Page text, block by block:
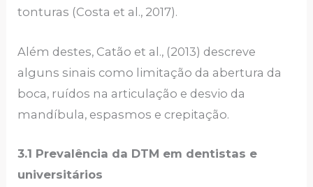
tonturas (Costa et al., 2017).
Além destes, Catão et al., (2013) descreve
alguns sinais como limitação da abertura da
boca, ruídos na articulação e desvio da
mandíbula, espasmos e crepitação.
3.1 Prevalência da DTM em dentistas e
universitários